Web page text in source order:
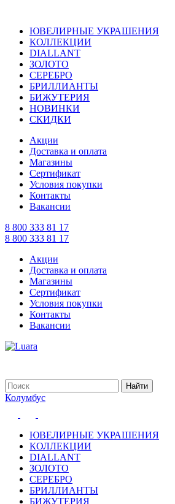
ЮВЕЛИРНЫЕ УКРАШЕНИЯ
КОЛЛЕКЦИИ
DIALLANT
ЗОЛОТО
СЕРЕБРО
БРИЛЛИАНТЫ
БИЖУТЕРИЯ
НОВИНКИ
СКИДКИ
Акции
Доставка и оплата
Магазины
Сертификат
Условия покупки
Контакты
Вакансии
8 800 333 81 17
8 800 333 81 17
Акции
Доставка и оплата
Магазины
Сертификат
Условия покупки
Контакты
Вакансии
Колумбус
ЮВЕЛИРНЫЕ УКРАШЕНИЯ
КОЛЛЕКЦИИ
DIALLANT
ЗОЛОТО
СЕРЕБРО
БРИЛЛИАНТЫ
БИЖУТЕРИЯ